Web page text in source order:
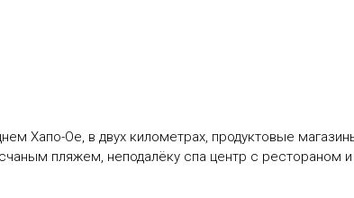
Хапо-Ое, в двух километрах, продуктовые
пляжем, неподалёку спа центр с рестораном